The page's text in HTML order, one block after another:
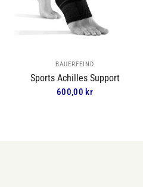
BAUERFEIND
Sports Achilles Support
600,00 kr